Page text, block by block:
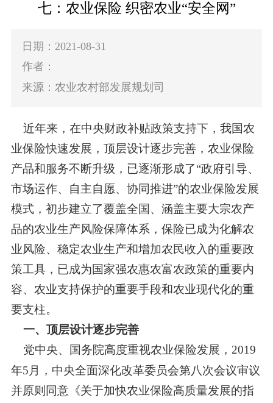
七：农业保险 织密农业“安全网”
日期：2021-08-31
作者：
来源：农业农村部发展规划司
近年来，在中央财政补贴政策支持下，我国农
业保险快速发展，顶层设计逐步完善，农业保险
产品和服务不断升级，已逐渐形成了“政府引导、
市场运作、自主自愿、协同推进”的农业保险发展
模式，初步建立了覆盖全国、涵盖主要大宗农产
品的农业生产风险保障体系，保险已成为化解农
业风险、稳定农业生产和增加农民收入的重要政
策工具，已成为国家强农惠农富农政策的重要内
容、农业支持保护的重要手段和农业现代化的重
要支柱。
一、顶层设计逐步完善
党中央、国务院高度重视农业保险发展， 2019
年5 月，中央全面深化改革委员会第八次会议审议
并原则同意《关于加快农业保险高质量发展的指